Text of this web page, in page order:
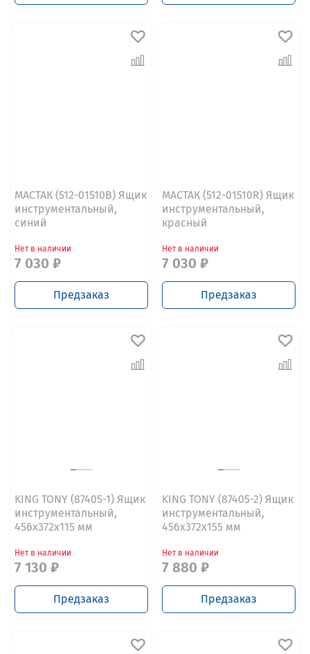
МАСТАК (512-01510B) Ящик
инструментальный,
синий
Нет в наличии
7 030 ₽
Предзаказ
МАСТАК (512-01510R) Ящик
инструментальный,
красный
Нет в наличии
7 030 ₽
Предзаказ
KING TONY (87405-1) Ящик
инструментальный,
456х372х115 мм
Нет в наличии
7 130 ₽
Предзаказ
KING TONY (87405-2) Ящик
инструментальный,
456х372х155 мм
Нет в наличии
7 880 ₽
Предзаказ